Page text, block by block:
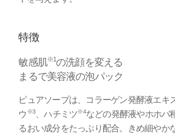
特徴
敏感肌※1の洗顔を変える
まるで美容液の泡パック
ピュアソープは、コラーゲン発酵液エキ
ウ ※3 、ハチミツ※4などの発酵液やホホバ
るおい成分をたっぷり配合。きめ細やか